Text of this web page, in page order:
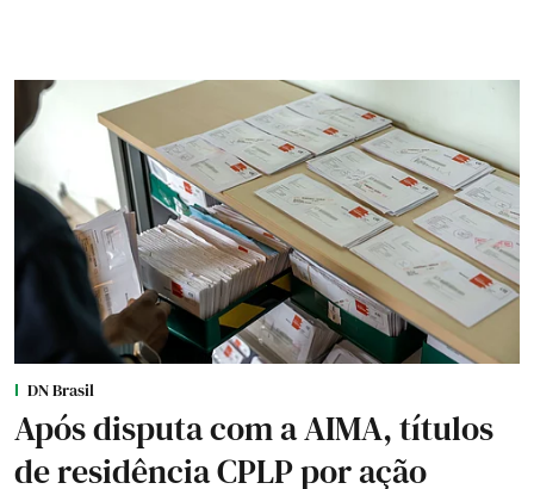
DN Brasil
Após disputa com a AIMA, títulos
de residência CPLP por ação